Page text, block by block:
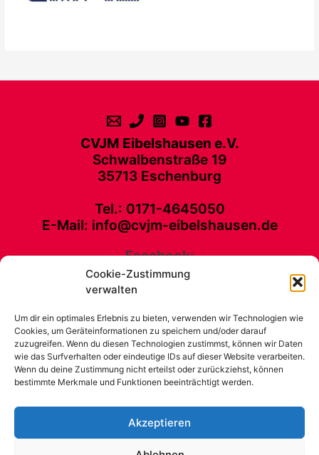
Cookie-Zustimmung
verwalten
Um dir ein optimales Erlebnis zu bieten, verwenden wir Technologien wie
Cookies, um Geräteinformationen zu speichern und/oder darauf
zuzugreifen. Wenn du diesen Technologien zustimmst, können wir Daten
wie das Surfverhalten oder eindeutige IDs auf dieser Website verarbeiten.
Wenn du deine Zustimmung nicht erteilst oder zurückziehst, können
bestimmte Merkmale und Funktionen beeinträchtigt werden.
Akzeptieren
CVJM Eibelshausen e.V.
Schwalbenstraße 19
35713 Eschenburg
Tel.: 0171-4645050
E-Mail: info@cvjm-eibelshausen.de
Facebook:
CVJM Eibelshausen e. V. Schwalbenstraße 19 35713 Eschenburg Tel.:
Kontakt
Unterstütze unsere Arbeit
Impressum
News
CVJM Eibelshausen